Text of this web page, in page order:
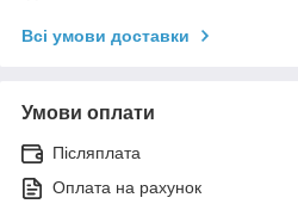
Всі умови доставки
Умови оплати
Післяплата
Оплата на рахунок